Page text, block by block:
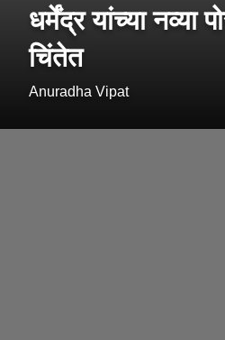
धर्मेंद्र यांच्या नव्या
चिंतेत
Anuradha Vipat